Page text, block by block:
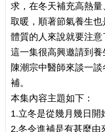
求，在冬天補充高熱
取暖，順著節氣養生
體質的人來說就要注意
這一集很高興邀請到
陳潮宗中醫師來談一
補。
本集內容主題如下：
1.立冬是從幾月幾日開
2.冬令進補是有甚麼由